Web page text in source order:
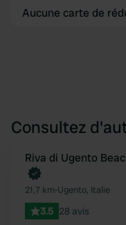
Aucune carte de
Consultez
Reserve maintenant
Riva di Ugento
21,7 km•Ugento, Italie
3.5 28 avis